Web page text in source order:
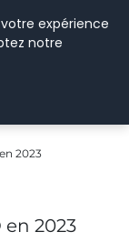
2023
en 2023
expérience
notre